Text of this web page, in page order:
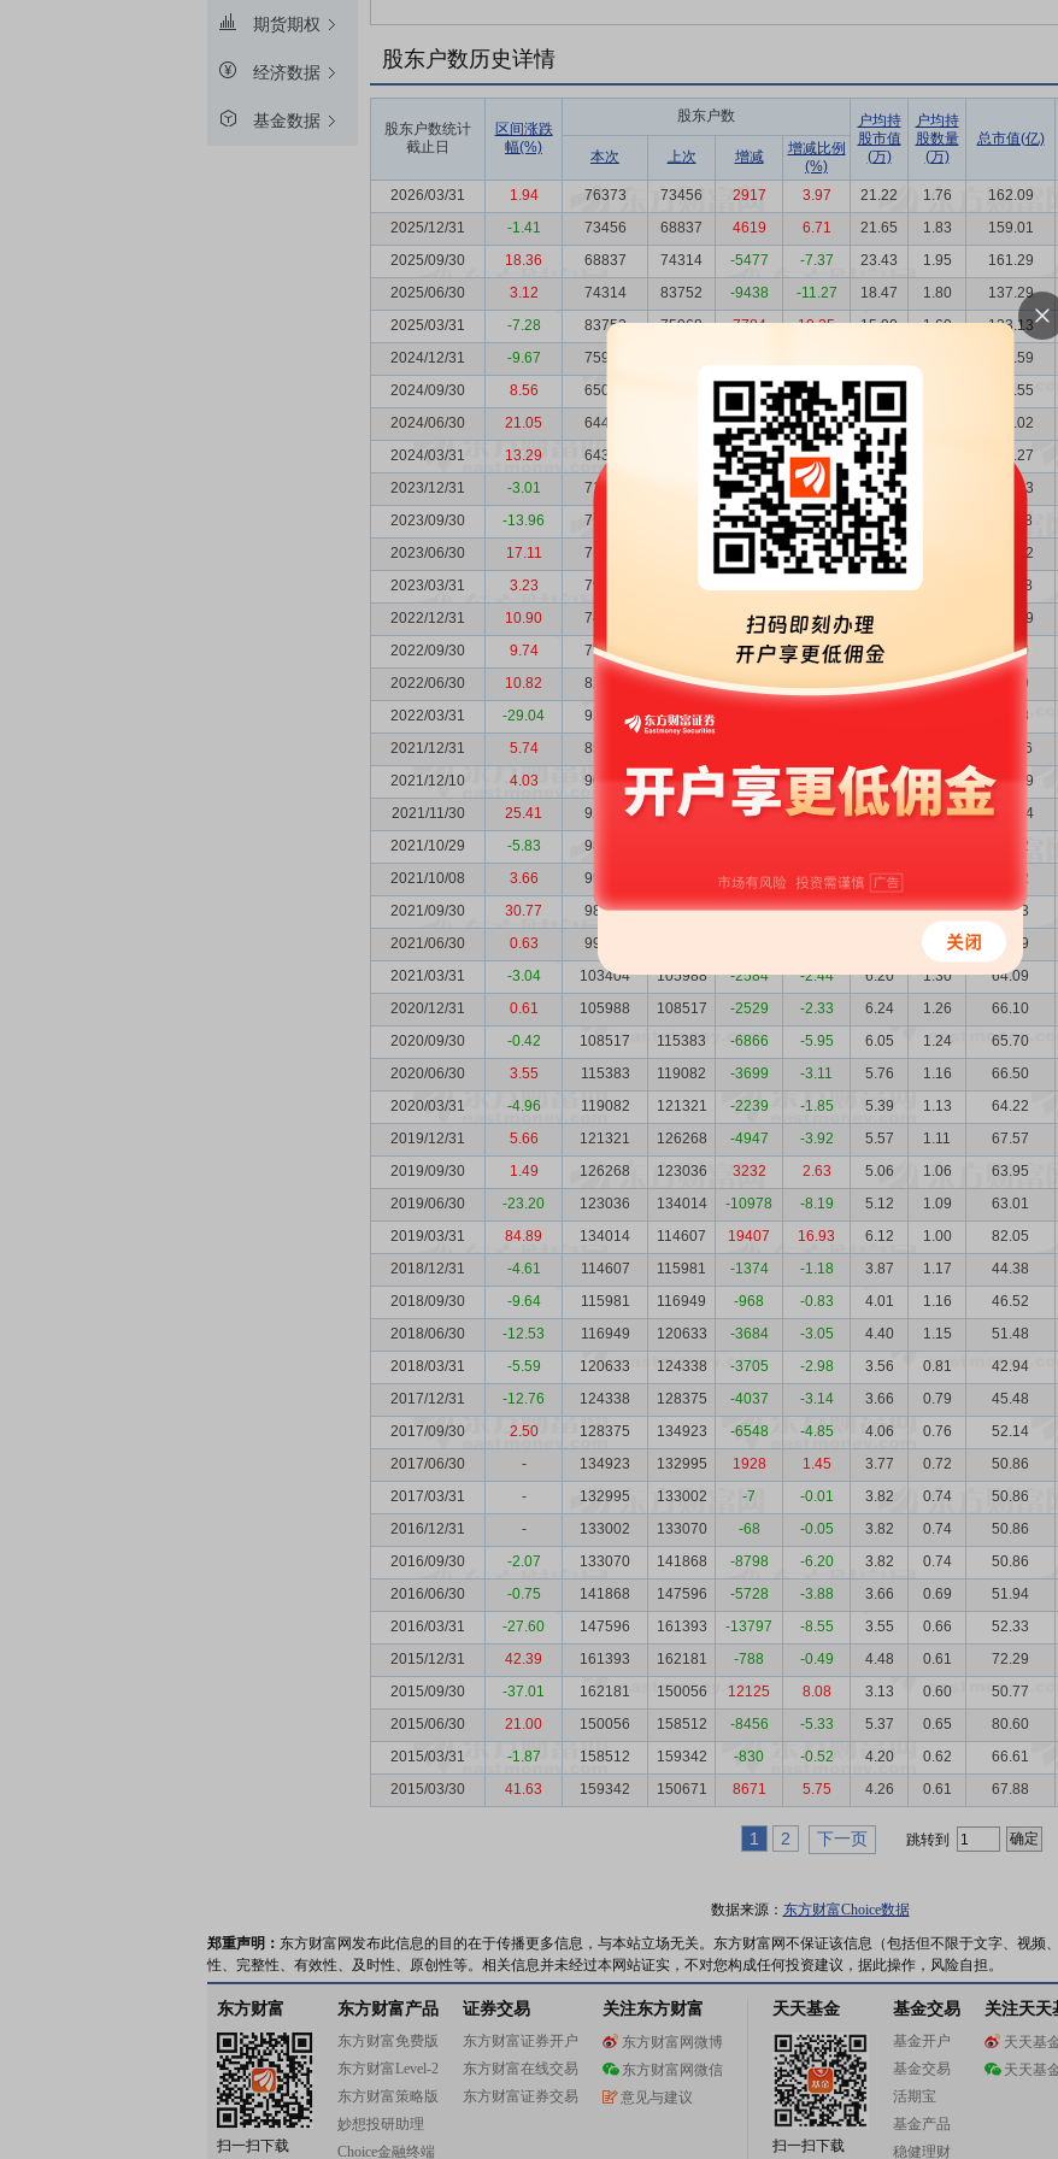
期货期权
经济数据
基金数据
股东户数历史详情
股东户数统计
截止日
区间涨跌
幅(%)
股东户数
户均持
股市值
(万)
户均持
股数量
(万)
总市值(亿)
本次 上次 增减
增减比例
(%)
2026/03/31
1.94 76373 73456 2917 3.97 21.22 1.76 162.09
2025/12/31
-1.41 73456 68837 4619 6.71 21.65 1.83 159.01
2025/09/30
18.36 68837 74314 -5477 -7.37 23.43 1.95 161.29
2025/06/30
3.12 74314 83752 -9438 -11.27 18.47 1.80 137.29
2025/03/31
-7.28 83752 75968 7784 10.25 15.90 1.60 133.13
2024/12/31
-9.67 75968 143.59
2024/09/30
8.56 65039 576 0.89 24.53 159.55
2024/06/30
21.05 64463 98 0.15 22.96 148.02
2024/03/31
13.29 64365 -7228 -10.10 19.00 122.27
2023/12/31
-3.01 71593 -139 -0.19 15.08 107.93
2023/09/30
-13.96 71732 286 0.40 15.51 111.28
2023/06/30
17.11 71446 -8251 -10.35 18.24 130.32
2023/03/31
3.23 79697 74243 1.68 111.28
2022/12/31
10.90 74243 -5354 -6.73 14.52 107.79
2022/09/30
9.74 79597 -2504 -3.05 12.21 97.20
2022/06/30
10.82 82101 92871 -10770 10.88 1.63 89.29
2022/03/31
-29.04 92871 85892 80.58
2021/12/31
5.74 85892 113.56
2021/12/10
4.03 90159 92871 -2712 -2.92 11.91 1.49 107.39
2021/11/30
25.41 92871 98163 -5292 -5.39 11.12 1.44 103.24
2021/10/29
-5.83 98163 82.32
2021/10/08
3.66 99677 1194 1.21 8.77 87.42
2021/09/30
30.77 98483 99304 -821 -0.83 8.56 1.36 84.33
2021/06/30
0.63 99304 1.35 64.49
2021/03/31
-3.04 103404 105988 -2584 -2.44 6.20 1.30 64.09
2020/12/31
0.61 105988 108517 -2529 -2.33 6.24 1.26 66.10
2020/09/30
-0.42 108517 115383 -6866 -5.95 6.05 1.24 65.70
2020/06/30
3.55 115383 119082 -3699 -3.11 5.76 1.16 66.50
2020/03/31
-4.96 119082 121321 -2239 -1.85 5.39 1.13 64.22
2019/12/31
5.66 121321 126268 -4947 -3.92 5.57 1.11 67.57
2019/09/30
1.49 126268 123036 3232 2.63 5.06 1.06 63.95
2019/06/30
-23.20 123036 134014 -10978 -8.19 5.12 1.09 63.01
2019/03/31
84.89 134014 114607 19407 16.93 6.12 1.00 82.05
2018/12/31
-4.61 114607 115981 -1374 -1.18 3.87 1.17 44.38
2018/09/30
-9.64 115981 116949 -968 -0.83 4.01 1.16 46.52
2018/06/30
-12.53 116949 120633 -3684 -3.05 4.40 1.15 51.48
2018/03/31
-5.59 120633 124338 -3705 -2.98 3.56 0.81 42.94
2017/12/31
-12.76 124338 128375 -4037 -3.14 3.66 0.79 45.48
2017/09/30
2.50 128375 134923 -6548 -4.85 4.06 0.76 52.14
2017/06/30
- 134923 132995 1928 1.45 3.77 0.72 50.86
2017/03/31
- 132995 133002 -7 -0.01 3.82 0.74 50.86
2016/12/31
- 133002 133070 -68 -0.05 3.82 0.74 50.86
2016/09/30
-2.07 133070 141868 -8798 -6.20 3.82 0.74 50.86
2016/06/30
-0.75 141868 147596 -5728 -3.88 3.66 0.69 51.94
2016/03/31
-27.60 147596 161393 -13797 -8.55 3.55 0.66 52.33
2015/12/31
42.39 161393 162181 -788 -0.49 4.48 0.61 72.29
2015/09/30
-37.01 162181 150056 12125 8.08 3.13 0.60 50.77
2015/06/30
21.00 150056 158512 -8456 -5.33 5.37 0.65 80.60
2015/03/31
-1.87 158512 159342 -830 -0.52 4.20 0.62 66.61
2015/03/30
41.63 159342 150671 8671 5.75 4.26 0.61 67.88
1 2 下一页 跳转到
数据来源： 东方财富Choice数据
郑重声明： 东方财富网发布此信息的目的在于传播更多信息，与本站立场无关。东方财富网不保证该信息（包括但不限于文字、视频
性、完整性、有效性、及时性、原创性等。相关信息并未经过本网站证实，不对您构成任何投资建议，据此操作，风险自担。
东方财富
扫一扫下载
东方财富产品
东方财富免费版
东方财富Level-2
东方财富策略版
妙想投研助理
Choice金融终端
证券交易
东方财富证券开户
东方财富在线交易
东方财富证券交易
关注东方财富
东方财富网微博
东方财富网微信
意见与建议
天天基金
扫一扫下载
基金交易
基金开户
基金交易
活期宝
基金产品
稳健理财
关注天天
天天基
天天基